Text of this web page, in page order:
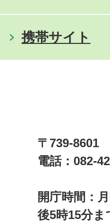
携帯サイト
〒739-8601
電話：082-
開庁時間：
後5時15分ま